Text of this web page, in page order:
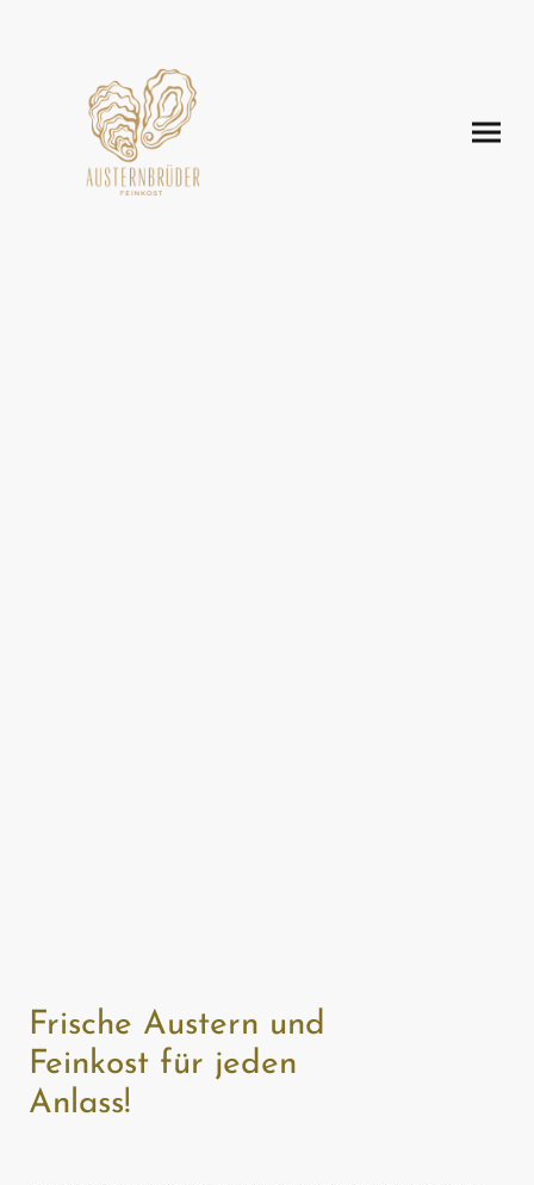
Frische Austern und
Feinkost für jeden
Anlass!